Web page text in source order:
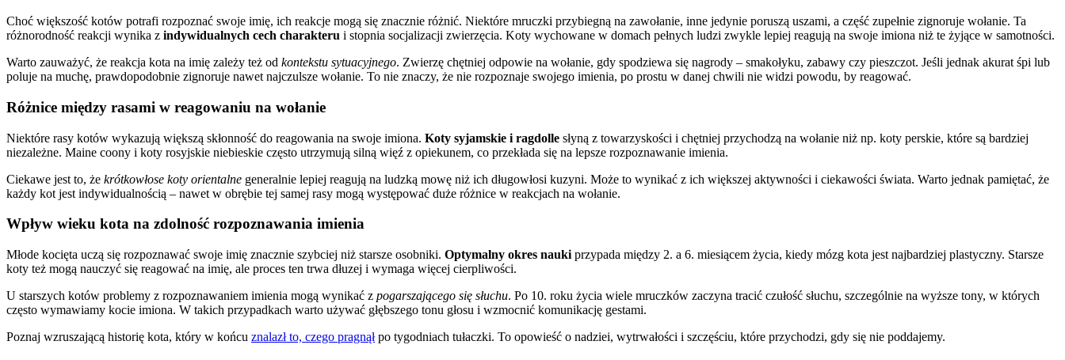
Choć większość kotów potrafi rozpoznać swoje imię, ich reakcje mogą się znacznie różnić. Niektóre mruczki przybiegną na zawołanie, inne jedynie poruszą uszami, a część zupełnie zignoruje wołanie. Ta
różnorodność reakcji wynika z indywidualnych cech charakteru i stopnia socjalizacji zwierzęcia. Koty wychowane w domach pełnych ludzi zwykle lepiej reagują na swoje imiona niż te żyjące w samotności.
Warto zauważyć, że reakcja kota na imię zależy też od kontekstu sytuacyjnego. Zwierzę chętniej odpowie na wołanie, gdy spodziewa się nagrody – smakołyku, zabawy czy pieszczot. Jeśli jednak akurat śpi lub
poluje na muchę, prawdopodobnie zignoruje nawet najczulsze wołanie. To nie znaczy, że nie rozpoznaje swojego imienia, po prostu w danej chwili nie widzi powodu, by reagować.
Różnice między rasami w reagowaniu na wołanie
Niektóre rasy kotów wykazują większą skłonność do reagowania na swoje imiona. Koty syjamskie i ragdolle słyną z towarzyskości i chętniej przychodzą na wołanie niż np. koty perskie, które są bardziej
niezależne. Maine coony i koty rosyjskie niebieskie często utrzymują silną więź z opiekunem, co przekłada się na lepsze rozpoznawanie imienia.
Ciekawe jest to, że krótkowłose koty orientalne generalnie lepiej reagują na ludzką mowę niż ich długowłosi kuzyni. Może to wynikać z ich większej aktywności i ciekawości świata. Warto jednak pamiętać, że
każdy kot jest indywidualnością – nawet w obrębie tej samej rasy mogą występować duże różnice w reakcjach na wołanie.
Wpływ wieku kota na zdolność rozpoznawania imienia
Młode kocięta uczą się rozpoznawać swoje imię znacznie szybciej niż starsze osobniki. Optymalny okres nauki przypada między 2. a 6. miesiącem życia, kiedy mózg kota jest najbardziej plastyczny. Starsze
koty też mogą nauczyć się reagować na imię, ale proces ten trwa dłuzej i wymaga więcej cierpliwości.
U starszych kotów problemy z rozpoznawaniem imienia mogą wynikać z pogarszającego się słuchu. Po 10. roku życia wiele mruczków zaczyna tracić czułość słuchu, szczególnie na wyższe tony, w których
często wymawiamy kocie imiona. W takich przypadkach warto używać głębszego tonu głosu i wzmocnić komunikację gestami.
Poznaj wzruszającą historię kota, który w końcu znalazł to, czego pragnąłpo tygodniach tułaczki. To opowieść o nadziei, wytrwałości i szczęściu, które przychodzi, gdy się nie poddajemy.